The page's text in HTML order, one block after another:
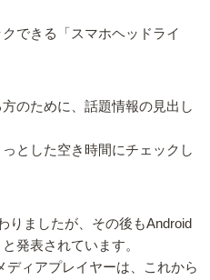
できる「スマホヘッドライ
のために、話題情報の見出し
とした空き時間にチェックし
りましたが、その後もAndroid
発表されています。
ディアプレイヤーは、これから